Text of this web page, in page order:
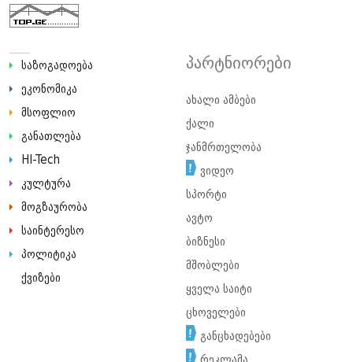
საზოგადოება
ეკონომიკა
მსოფლიო
განათლება
HI-Tech
კულტურა
მოგზაურობა
საინტერესო
პოლიტიკა
ქვიზები
პარტნიორები
ახალი ამბები
ქალი
ჯანმრთელობა
ვიდეო
სპორტი
ავტო
ბიზნესი
მშობლები
ყველა საიტი
ცხოველები
განცხადებები